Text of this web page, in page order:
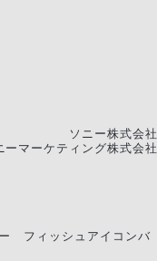
ソニー株式会社
ーマーケティング株式会社
ー フィッシュアイコンバ